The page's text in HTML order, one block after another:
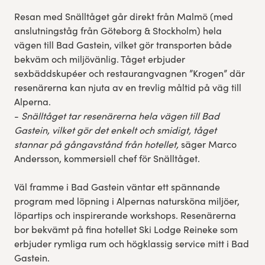
Resan med Snälltåget går direkt från Malmö (med
anslutningståg från Göteborg & Stockholm) hela
vägen till Bad Gastein, vilket gör transporten både
bekväm och miljövänlig. Tåget erbjuder
sexbäddskupéer och restaurangvagnen ”Krogen” där
resenärerna kan njuta av en trevlig måltid på väg till
Alperna.
- Snälltåget tar resenärerna hela vägen till Bad
Gastein, vilket gör det enkelt och smidigt, tåget
stannar på gångavstånd från hotellet, säger Marco
Andersson, kommersiell chef för Snälltåget.
Väl framme i Bad Gastein väntar ett spännande
program med löpning i Alpernas natursköna miljöer,
löpartips och inspirerande workshops. Resenärerna
bor bekvämt på fina hotellet Ski Lodge Reineke som
erbjuder rymliga rum och högklassig service mitt i Bad
Gastein.